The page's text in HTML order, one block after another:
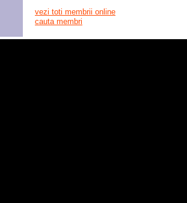
vezi toti membrii online
cauta membri